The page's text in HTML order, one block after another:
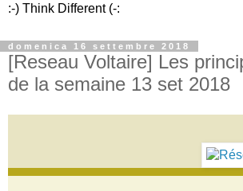
:-) Think Different (-:
domenica 16 settembre 2018
[Reseau Voltaire] Les
de la semaine 13 set 2018